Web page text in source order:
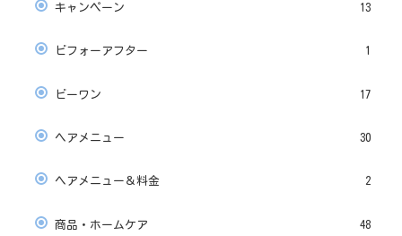
キャンペーン 13
ビフォーアフター 1
ビーワン 17
ヘアメニュー 30
ヘアメニュー＆料金 2
商品・ホームケア 48